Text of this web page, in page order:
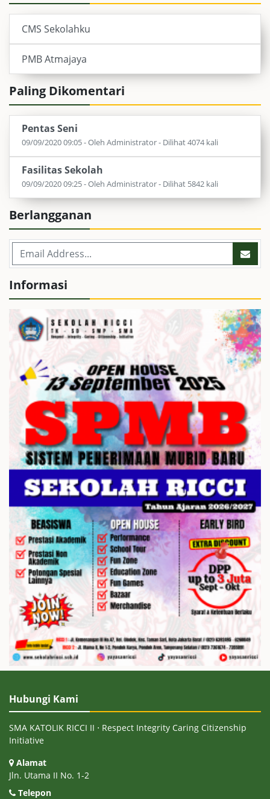
CMS Sekolahku
PMB Atmajaya
Paling Dikomentari
Pentas Seni
09/09/2020 09:05 - Oleh Administrator - Dilihat 4074 kali
Fasilitas Sekolah
09/09/2020 09:25 - Oleh Administrator - Dilihat 5842 kali
Berlangganan
Informasi
Hubungi Kami
SMA KATOLIK RICCI II ⋅ Respect Integrity Caring Citizenship
Initiative
Alamat
Jln. Utama II No. 1-2
Telepon